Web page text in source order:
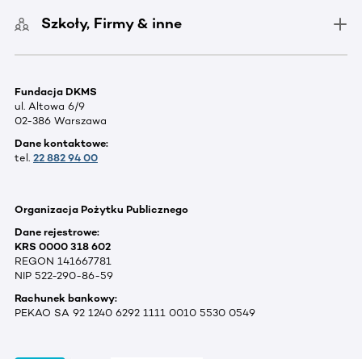
Szkoły, Firmy & inne
Fundacja DKMS
ul. Altowa 6/9
02-386 Warszawa
Dane kontaktowe:
tel. 22 882 94 00
Organizacja Pożytku Publicznego
Dane rejestrowe:
KRS 0000 318 602
REGON 141667781
NIP 522-290-86-59
Rachunek bankowy:
PEKAO SA 92 1240 6292 1111 0010 5530 0549